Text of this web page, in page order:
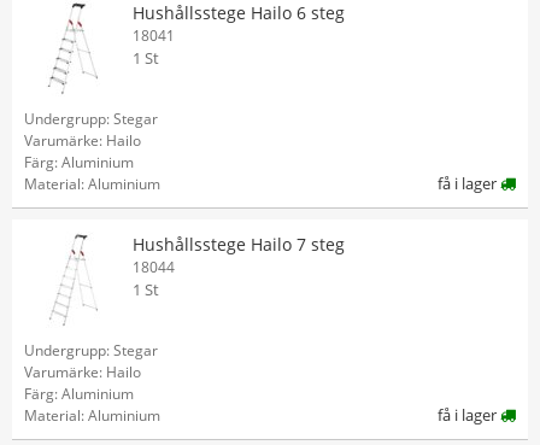
Hushållsstege Hailo 6 steg
18041
1 St
Undergrupp: Stegar
Varumärke: Hailo
Färg: Aluminium
Material: Aluminium
få i lager
Hushållsstege Hailo 7 steg
18044
1 St
Undergrupp: Stegar
Varumärke: Hailo
Färg: Aluminium
Material: Aluminium
få i lager